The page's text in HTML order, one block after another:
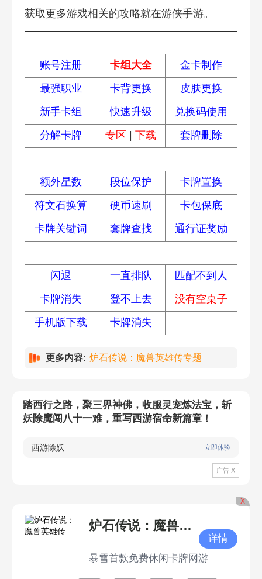
获取更多游戏相关的攻略就在游侠手游。
账号注册 卡组大全
金卡制作
最强职业
卡背更换
皮肤更换
新手卡组
快速升级
兑换码使用
分解卡牌
专区 下载 套牌删除
额外星数 段位保护
卡牌置换
符文石换算
硬币速刷
卡包保底
卡牌关键词
套牌查找 通行证奖励
闪退 一直排队
匹配不到人
卡牌消失
登不上去
没有空桌子
手机版下载
卡牌消失
更多内容: 炉石传说：魔兽英雄传专题
踏西行之路，聚三界神佛，收服灵宠炼法宝，斩
妖除魔闯八十一难，重写西游宿命新篇章！
西游除妖 立即体验
广告 X
X
炉石传说：魔兽英雄传
暴雪首款免费休闲卡牌网游
详情